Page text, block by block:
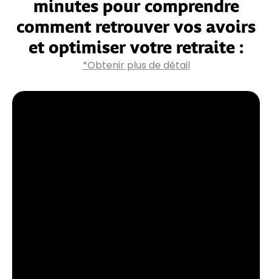
minutes pour comprendre
comment retrouver vos avoirs
et optimiser votre retraite:
*Obtenir plus de détail